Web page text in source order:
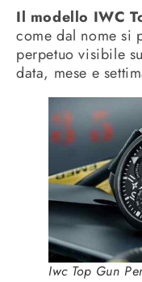
Il modello IWC
come dal nome si
perpetuo visibile
data, mese e
Iwc Top Gun